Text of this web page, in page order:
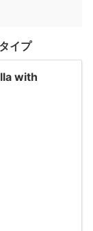
イプ
with